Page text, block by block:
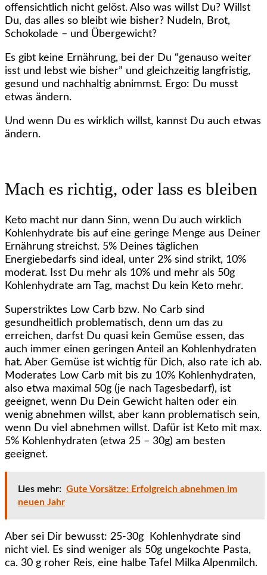
offensichtlich nicht gelöst. Also was willst Du? Willst
Du, das alles so bleibt wie bisher? Nudeln, Brot,
Schokolade – und Übergewicht?
Es gibt keine Ernährung, bei der Du “genauso weiter
isst und lebst wie bisher” und gleichzeitig langfristig,
gesund und nachhaltig abnimmst. Ergo: Du musst
etwas ändern.
Und wenn Du es wirklich willst, kannst Du auch etwas
ändern.
Mach es richtig, oder lass es bleiben
Keto macht nur dann Sinn, wenn Du auch wirklich
Kohlenhydrate bis auf eine geringe Menge aus Deiner
Ernährung streichst. 5% Deines täglichen
Energiebedarfs sind ideal, unter 2% sind strikt, 10%
moderat. Isst Du mehr als 10% und mehr als 50g
Kohlenhydrate am Tag, machst Du kein Keto mehr.
Superstriktes Low Carb bzw. No Carb sind
gesundheitlich problematisch, denn um das zu
erreichen, darfst Du quasi kein Gemüse essen, das
auch immer einen geringen Anteil an Kohlenhydraten
hat. Aber Gemüse ist wichtig für Dich, also rate ich ab.
Moderates Low Carb mit bis zu 10% Kohlenhydraten,
also etwa maximal 50g (je nach Tagesbedarf), ist
geeignet, wenn Du Dein Gewicht halten oder ein
wenig abnehmen willst, aber kann problematisch sein,
wenn Du viel abnehmen willst. Dafür ist Keto mit max.
5% Kohlenhydraten (etwa 25 – 30g) am besten
geeignet.
Lies mehr: Gute Vorsätze: Erfolgreich abnehmen im
neuen Jahr
Aber sei Dir bewusst: 25-30g Kohlenhydrate sind
nicht viel. Es sind weniger als 50g ungekochte Pasta,
ca. 30 g roher Reis, eine halbe Tafel Milka Alpenmilch.